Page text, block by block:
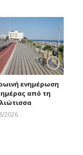
ενημέρωση
ημέρας από τη
2026